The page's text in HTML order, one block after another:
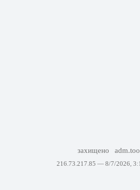
захищено
216.73.217.85 — 8/7/2026,